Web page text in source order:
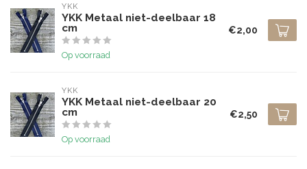
YKK
YKK Metaal niet-deelbaar 18
cm
Op voorraad
€2,00
YKK
YKK Metaal niet-deelbaar 20
cm
Op voorraad
€2,50